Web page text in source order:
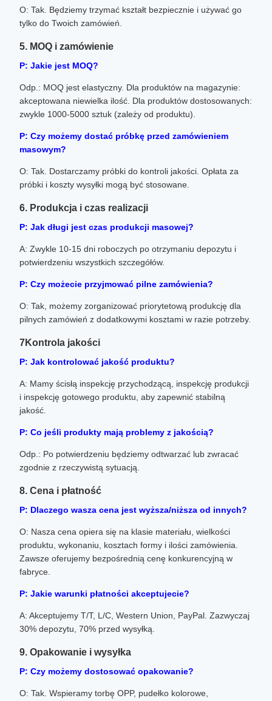
O: Tak. Będziemy trzymać kształt bezpiecznie i używać go
tylko do Twoich zamówień.
5. MOQ i zamówienie
P: Jakie jest MOQ?
Odp.: MOQ jest elastyczny. Dla produktów na magazynie:
akceptowana niewielka ilość. Dla produktów dostosowanych:
zwykle 1000-5000 sztuk (zależy od produktu).
P: Czy możemy dostać próbkę przed zamówieniem
masowym?
O: Tak. Dostarczamy próbki do kontroli jakości. Opłata za
próbki i koszty wysyłki mogą być stosowane.
6. Produkcja i czas realizacji
P: Jak długi jest czas produkcji masowej?
A: Zwykle 10-15 dni roboczych po otrzymaniu depozytu i
potwierdzeniu wszystkich szczegółów.
P: Czy możecie przyjmować pilne zamówienia?
O: Tak, możemy zorganizować priorytetową produkcję dla
pilnych zamówień z dodatkowymi kosztami w razie potrzeby.
7Kontrola jakości
P: Jak kontrolować jakość produktu?
A: Mamy ścisłą inspekcję przychodzącą, inspekcję produkcji
i inspekcję gotowego produktu, aby zapewnić stabilną
jakość.
P: Co jeśli produkty mają problemy z jakością?
Odp.: Po potwierdzeniu będziemy odtwarzać lub zwracać
zgodnie z rzeczywistą sytuacją.
8. Cena i płatność
P: Dlaczego wasza cena jest wyższa/niższa od innych?
O: Nasza cena opiera się na klasie materiału, wielkości
produktu, wykonaniu, kosztach formy i ilości zamówienia.
Zawsze oferujemy bezpośrednią cenę konkurencyjną w
fabryce.
P: Jakie warunki płatności akceptujecie?
A: Akceptujemy T/T, L/C, Western Union, PayPal. Zazwyczaj
30% depozytu, 70% przed wysyłką.
9. Opakowanie i wysyłka
P: Czy możemy dostosować opakowanie?
O: Tak. Wspieramy torbę OPP, pudełko kolorowe,